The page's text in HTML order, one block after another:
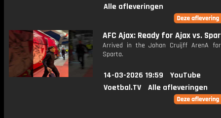
Alle afleveringen
AFC Ajax: Ready for Ajax vs.
Arrived in the Johan Cruijff ArenA
Sparta.
14-03-2026 19:59
YouTube
Voetbal.TV
Alle afleveringen